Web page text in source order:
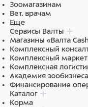
Зоомагазинам
Вет. врачам
Еще
Сервисы Валты
Магазины «Валта
Комплексный
Комплексный
Комплексная
Академия зообизнеса
Финансирование
Каталог
Корма